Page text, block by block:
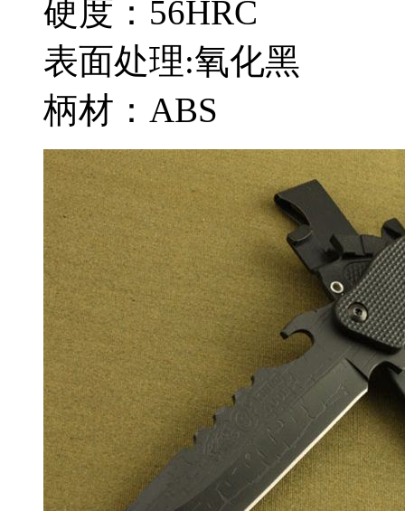
硬度：56HRC
表面处理:氧化黑
柄材：ABS